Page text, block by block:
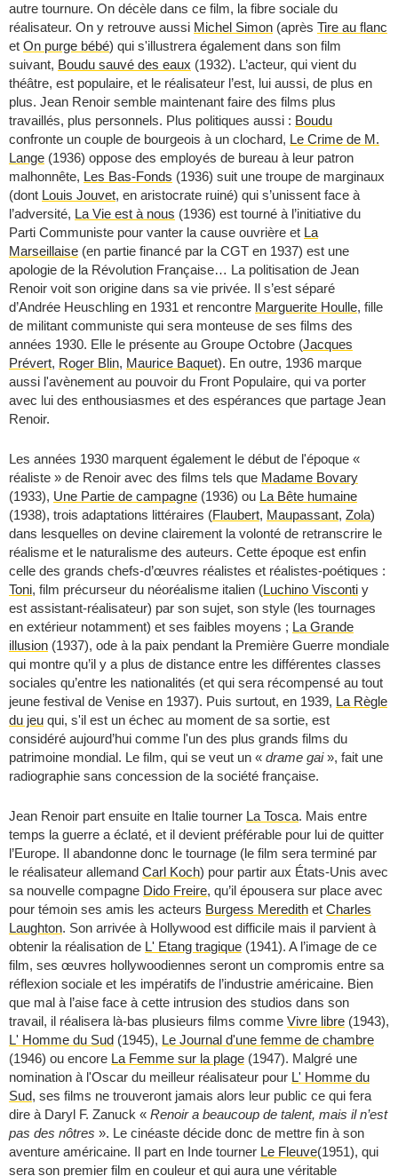
autre tournure. On décèle dans ce film, la fibre sociale du
réalisateur. On y retrouve aussi Michel Simon (après Tire au flanc
et On purge bébé) qui s'illustrera également dans son film
suivant, Boudu sauvé des eaux (1932). L’acteur, qui vient du
théâtre, est populaire, et le réalisateur l’est, lui aussi, de plus en
plus. Jean Renoir semble maintenant faire des films plus
travaillés, plus personnels. Plus politiques aussi : Boudu
confronte un couple de bourgeois à un clochard, Le Crime de M.
Lange (1936) oppose des employés de bureau à leur patron
malhonnête, Les Bas-Fonds (1936) suit une troupe de marginaux
(dont Louis Jouvet, en aristocrate ruiné) qui s’unissent face à
l’adversité, La Vie est à nous (1936) est tourné à l’initiative du
Parti Communiste pour vanter la cause ouvrière et La
Marseillaise (en partie financé par la CGT en 1937) est une
apologie de la Révolution Française… La politisation de Jean
Renoir voit son origine dans sa vie privée. Il s’est séparé
d’Andrée Heuschling en 1931 et rencontre Marguerite Houlle, fille
de militant communiste qui sera monteuse de ses films des
années 1930. Elle le présente au Groupe Octobre (Jacques
Prévert, Roger Blin, Maurice Baquet). En outre, 1936 marque
aussi l'avènement au pouvoir du Front Populaire, qui va porter
avec lui des enthousiasmes et des espérances que partage Jean
Renoir.
Les années 1930 marquent également le début de l'époque «
réaliste » de Renoir avec des films tels que Madame Bovary
(1933), Une Partie de campagne (1936) ou La Bête humaine
(1938), trois adaptations littéraires (Flaubert, Maupassant, Zola)
dans lesquelles on devine clairement la volonté de retranscrire le
réalisme et le naturalisme des auteurs. Cette époque est enfin
celle des grands chefs-d’œuvres réalistes et réalistes-poétiques :
Toni, film précurseur du néoréalisme italien (Luchino Visconti y
est assistant-réalisateur) par son sujet, son style (les tournages
en extérieur notamment) et ses faibles moyens ; La Grande
illusion (1937), ode à la paix pendant la Première Guerre mondiale
qui montre qu’il y a plus de distance entre les différentes classes
sociales qu’entre les nationalités (et qui sera récompensé au tout
jeune festival de Venise en 1937). Puis surtout, en 1939, La Règle
du jeu qui, s'il est un échec au moment de sa sortie, est
considéré aujourd’hui comme l'un des plus grands films du
patrimoine mondial. Le film, qui se veut un « drame gai», fait une
radiographie sans concession de la société française.
Jean Renoir part ensuite en Italie tourner La Tosca. Mais entre
temps la guerre a éclaté, et il devient préférable pour lui de quitter
l’Europe. Il abandonne donc le tournage (le film sera terminé par
le réalisateur allemand Carl Koch) pour partir aux États-Unis avec
sa nouvelle compagne Dido Freire, qu’il épousera sur place avec
pour témoin ses amis les acteurs Burgess Meredith et Charles
Laughton. Son arrivée à Hollywood est difficile mais il parvient à
obtenir la réalisation de L' Etang tragique (1941). A l’image de ce
film, ses œuvres hollywoodiennes seront un compromis entre sa
réflexion sociale et les impératifs de l’industrie américaine. Bien
que mal à l’aise face à cette intrusion des studios dans son
travail, il réalisera là-bas plusieurs films comme Vivre libre (1943),
L' Homme du Sud (1945), Le Journal d'une femme de chambre
(1946) ou encore La Femme sur la plage (1947). Malgré une
nomination à l'Oscar du meilleur réalisateur pour L' Homme du
Sud, ses films ne trouveront jamais alors leur public ce qui fera
dire à Daryl F. Zanuck « Renoir a beaucoup de talent, mais il n’est
pas des nôtres ». Le cinéaste décide donc de mettre fin à son
aventure américaine. Il part en Inde tourner Le Fleuve(1951), qui
sera son premier film en couleur et qui aura une véritable